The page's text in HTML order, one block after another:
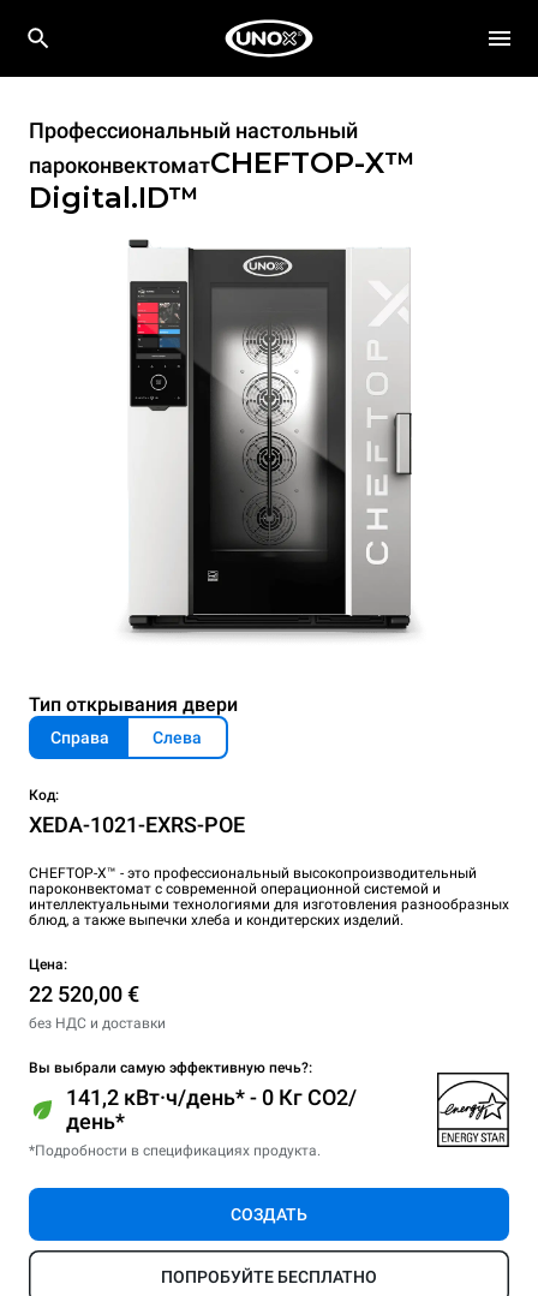
Профессиональный настольный
пароконвектоматCHEFTOP-X™
Digital.ID™
Тип открывания двери
Справа Слева
Код:
XEDA-1021-EXRS-POE
CHEFTOP-X™ - это профессиональный высокопроизводительный
пароконвектомат с современной операционной системой и
интеллектуальными технологиями для изготовления разнообразных
блюд, а также выпечки хлеба и кондитерских изделий.
Цена:
22 520,00 €
без НДС и доставки
Вы выбрали самую эффективную печь?:
141,2 кВт·ч/день* - 0 Кг CO2/
день*
*Подробности в спецификациях продукта.
СОЗДАТЬ
ПОПРОБУЙТЕ БЕСПЛАТНО